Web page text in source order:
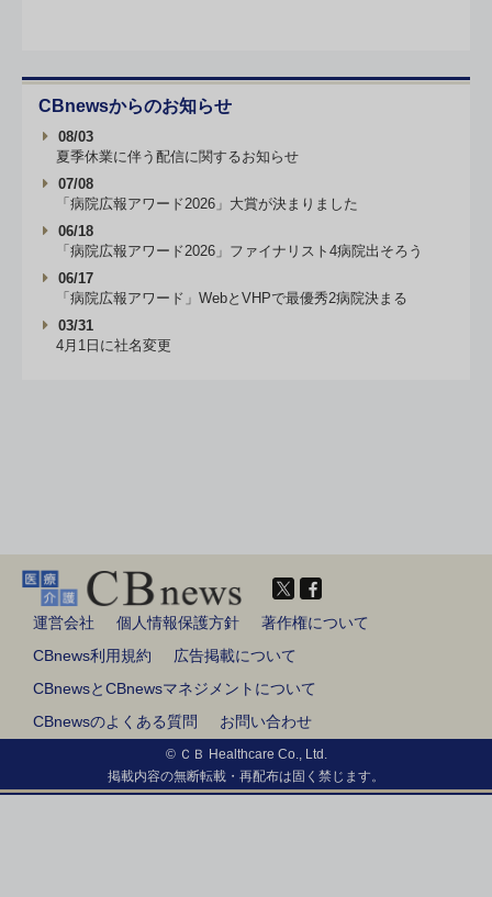
CBnewsからのお知らせ
08/03
夏季休業に伴う配信に関するお知らせ
07/08
「病院広報アワード2026」大賞が決まりました
06/18
「病院広報アワード2026」ファイナリスト4病院出そろう
06/17
「病院広報アワード」WebとVHPで最優秀2病院決まる
03/31
4月1日に社名変更
運営会社 個人情報保護方針
著作権について
CBnews利用規約
広告掲載について
CBnewsとCBnewsマネジメントについて
CBnewsのよくある質問
お問い合わせ
© ＣＢ Healthcare Co., Ltd.
掲載内容の無断転載・再配布は固く禁じます。